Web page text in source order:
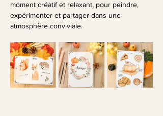
moment créatif et relaxant, pour peindre,
expérimenter et partager dans une
atmosphère conviviale.